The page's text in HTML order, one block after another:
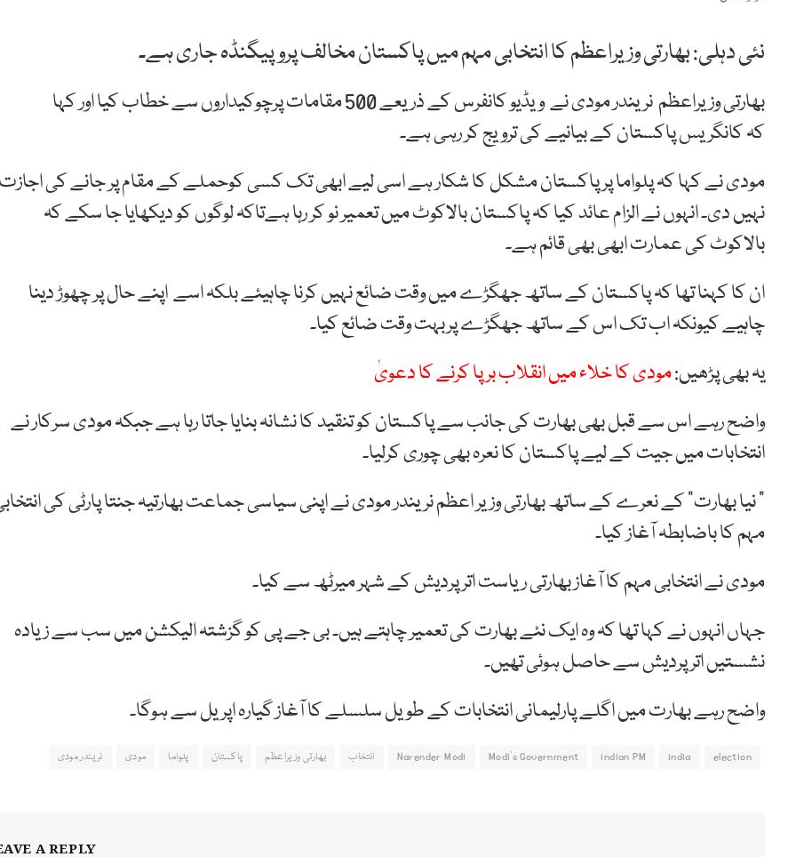
نئی دہلی: بھارتی وزیراعظم کا انتخابی مہم میں پاکستان مخالف پروپیگنڈہ جاری ہے۔
بھارتی وزیراعظم نریندر مودی نے ویڈیو کانفرس کے ذریعے 500 مقامات پرچوکیداروں سے خطاب کیا اور کہا
کہ کانگریس پاکستان کے بیانیے کی ترویج کر رہی ہے۔
مودی نے کہا کہ پلواما پر پاکستان مشکل کا شکار ہے اسی لیے ابھی تک کسی کوحملے کے مقام پر جانے کی اجازت
نہیں دی۔ انہوں نے الزام عائد کیا کہ پاکستان بالاکوٹ میں تعمیر نو کر رہا ہےتاکہ لوگوں کو دیکھایا جا سکے کہ
بالاکوٹ کی عمارت ابھی بھی قائم ہے۔
ان کا کہنا تھا کہ پاکستان کے ساتھ جھگڑے میں وقت ضائع نہیں کرنا چاہیئے بلکہ اسے اپنے حال پر چھوڑ دینا
چاہیے کیونکہ اب تک اس کے ساتھ جھگڑے پربہت وقت ضائع کیا۔
یہ بھی پڑھیں:مودی کا خلاء میں انقلاب برپا کرنے کا دعویٰ
واضح رہے اس سے قبل بھی بھارت کی جانب سے پاکستان کو تنقید کا نشانہ بنایا جاتا رہا ہے جبکہ مودی سرکار نے
انتخابات میں جیت کے لیے پاکستان کا نعرہ بھی چوری کرلیا۔
” نیا بھارت” کے نعرے کے ساتھ بھارتی وزیر اعظم نریندر مودی نے اپنی سیاسی جماعت بھارتیہ جنتا پارٹی کی
مہم کا باضابطہ آغاز کیا۔
مودی نے انتخابی مہم کا آغاز بھارتی ریاست اترپردیش کے شہر میرٹھ سے کیا۔
جہاں انہوں نے کہا تھا کہ وہ ایک نئے بھارت کی تعمیر چاہتے ہیں۔ بی جے پی کو گزشتہ الیکشن میں سب سے زیادہ
نشستیں اتر پردیش سے حاصل ہوئی تھیں۔
واضح رہے بھارت میں اگلے پارلیمانی انتخابات کے طویل سلسلے کا آغاز گیارہ اپریل سے ہوگا۔
election
india
indian PM
Modi's Government
Narender Modi انتخاب بھارتی وزیراعظم پاکستان پلواما مودی نریندر مودی
A REPLY